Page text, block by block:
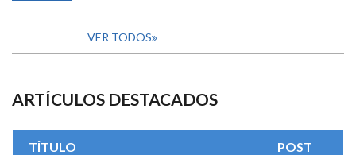
VER TODOS
ARTÍCULOS DESTACADOS
TÍTULO
POST